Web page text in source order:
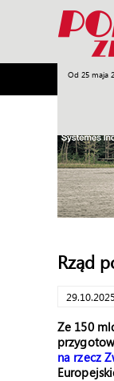
Od 25 maja
Armia
Rząd
Ze 150
na rzecz